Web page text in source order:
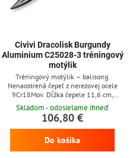
Civivi Dracolisk Burgundy
Aluminium C25028-3 tréningový
motýlik
Tréningový motýlik – balisong.
Nenaostrená čepeľ z nerezovej ocele
9Cr18Mov. Dĺžka čepele 11,6 cm,
celková dĺžka 25,5 cm. Rukoväť z
bordového hliníka.
Skladom - odosielame ihneď
106,80 €
Do košíka